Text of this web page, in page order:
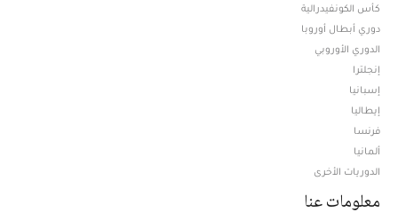
كأس الكونفيدرالية
دوري أبطال أوروبا
الدوري الأوروبي
إنجلترا
إسبانيا
إيطاليا
فرنسا
ألمانيا
الدوريات الأخرى
معلومات عنا